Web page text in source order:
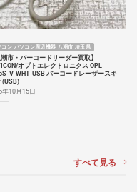
コン パソコン周辺機器 八潮市 埼玉県
潮市・バーコードリーダー買取】
オプトエレクトロニクス OPL-
V-WHT-USB バーコードレーザースキ
(USB)
年10月15日
すべて見る